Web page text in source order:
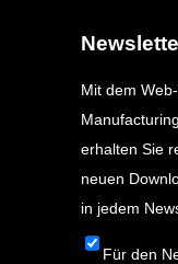
Mit dem
erhalten Sie
neuen
in jedem
Für den